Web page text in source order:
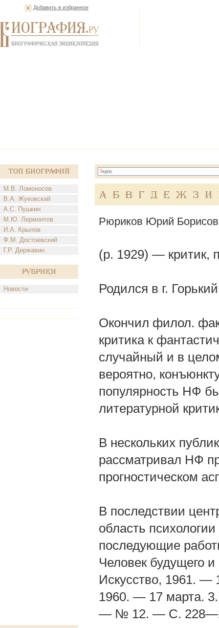
Добавить в избранное
Топ Биографий
М.В. Ломоносов
В.А. Жуковский
А.С. Пушкин
М.Ю. Лермонтов
И.А. Крылов
Ф.М. Достоевский
Г.Р. Державин
Рубрики
Новости
А Б В Г Д Е Ж З И
Рюриков Юрий
(р. 1929) — критик,
Родился в г.
Окончил филол.
критика к
случайный и в
вероятно,
популярность НФ
литературной
В нескольких
рассматривал НФ
прогностическом
В последствии
область
последующие
Человек будущего
Искусство, 1961. —
1960. — 17 марта.
— № 12. — С.